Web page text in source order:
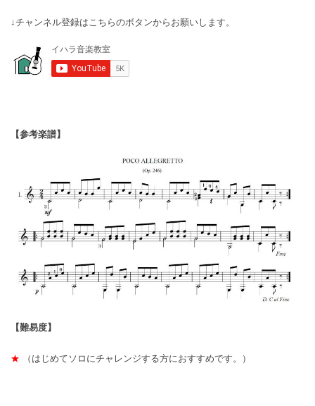
↓チャンネル登録はこちらのボタンからお願いします。
【参考楽譜】
【難易度】
★ （はじめてソロにチャレンジする方におすすめです。）